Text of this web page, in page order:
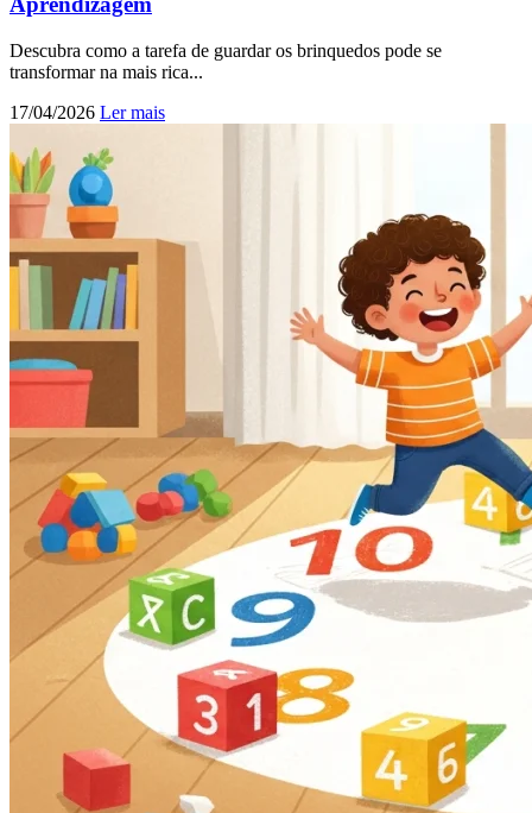
Descubra como a tarefa de guardar os brinquedos pode se
transformar na mais rica...
17/04/2026 Ler mais